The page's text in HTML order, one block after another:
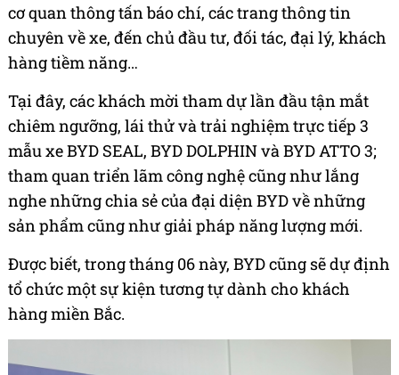
cơ quan thông tấn báo chí, các trang thông tin
chuyên về xe, đến chủ đầu tư, đối tác, đại lý, khách
hàng tiềm năng…
Tại đây, các khách mời tham dự lần đầu tận mắt
chiêm ngưỡng, lái thử và trải nghiệm trực tiếp 3
mẫu xe BYD SEAL, BYD DOLPHIN và BYD ATTO 3;
tham quan triển lãm công nghệ cũngnhưlắng
nghe những chia sẻ của đại diện BYD về những
sản phẩm cũng như giải pháp năng lượng mới.
Được biết, trong tháng 06 này, BYD cũng sẽ dự định
tổ chức một sự kiện tương tự dành cho khách
hàng miền Bắc.